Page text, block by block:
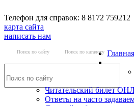
Телефон для справок: 8 8172 759212
карта сайта
написать нам
Поиск по сайту Поиск по каталогу Главная
Читательский билет
Ответы на часто